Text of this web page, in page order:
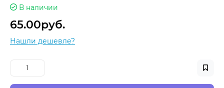
В наличии
65.00руб.
Нашли дешевле?